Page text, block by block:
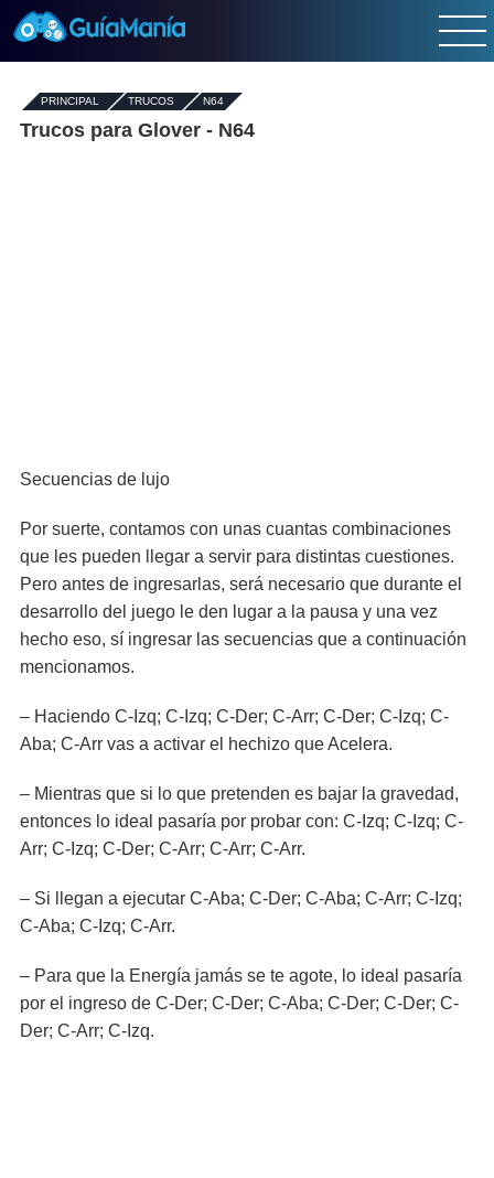
PRINCIPAL - TRUCOS- N64
Trucos para Glover - N64
Secuencias de lujo
Por suerte, contamos con unas cuantas combinaciones
que les pueden llegar a servir para distintas cuestiones.
Pero antes de ingresarlas, será necesario que durante el
desarrollo del juego le den lugar a la pausa y una vez
hecho eso, sí ingresar las secuencias que a continuación
mencionamos.
– Haciendo C-Izq; C-Izq; C-Der; C-Arr; C-Der; C-Izq; C-
Aba; C-Arr vas a activar el hechizo que Acelera.
– Mientras que si lo que pretenden es bajar la gravedad,
entonces lo ideal pasaría por probar con: C-Izq; C-Izq; C-
Arr; C-Izq; C-Der; C-Arr; C-Arr; C-Arr.
– Si llegan a ejecutar C-Aba; C-Der; C-Aba; C-Arr; C-Izq;
C-Aba; C-Izq; C-Arr.
– Para que la Energía jamás se te agote, lo ideal pasaría
por el ingreso de C-Der; C-Der; C-Aba; C-Der; C-Der; C-
Der; C-Arr; C-Izq.